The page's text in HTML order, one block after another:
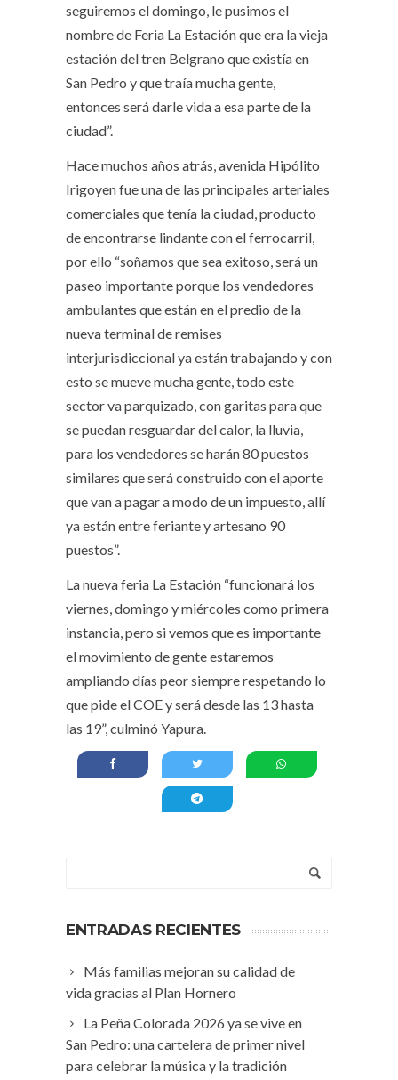
seguiremos el domingo, le pusimos el
nombre de Feria La Estación que era la vieja
estación del tren Belgrano que existía en
San Pedro y que traía mucha gente,
entonces será darle vida a esa parte de la
ciudad”.
Hace muchos años atrás, avenida Hipólito
Irigoyen fue una de las principales arteriales
comerciales que tenía la ciudad, producto
de encontrarse lindante con el ferrocarril,
por ello “soñamos que sea exitoso, será un
paseo importante porque los vendedores
ambulantes que están en el predio de la
nueva terminal de remises
interjurisdiccional ya están trabajando y con
esto se mueve mucha gente, todo este
sector va parquizado, con garitas para que
se puedan resguardar del calor, la lluvia,
para los vendedores se harán 80 puestos
similares que será construido con el aporte
que van a pagar a modo de un impuesto, allí
ya están entre feriante y artesano 90
puestos”.
La nueva feria La Estación “funcionará los
viernes, domingo y miércoles como primera
instancia, pero si vemos que es importante
el movimiento de gente estaremos
ampliando días peor siempre respetando lo
que pide el COE y será desde las 13 hasta
las 19”, culminó Yapura.
ENTRADAS RECIENTES
Más familias mejoran su calidad de
vida gracias al Plan Hornero
La Peña Colorada 2026 ya se vive en
San Pedro: una cartelera de primer nivel
para celebrar la música y la tradición